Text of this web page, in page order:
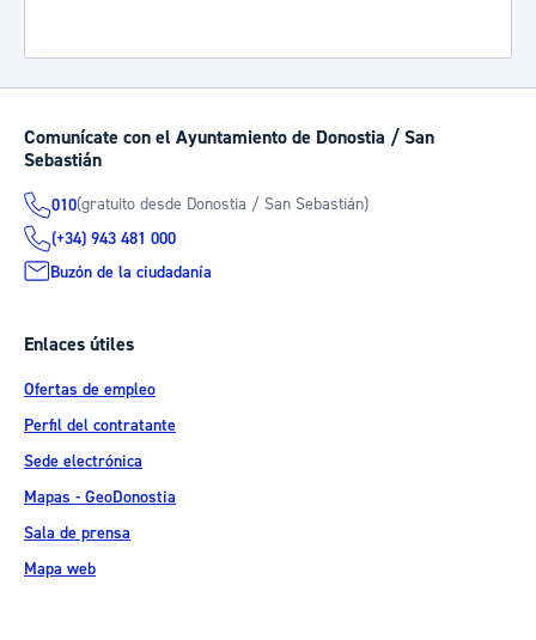
Comunícate con el Ayuntamiento de Donostia / San
Sebastián
010(gratuito desde Donostia / San Sebastián)
(+34) 943 481 000
Buzón de la ciudadanía
Enlaces útiles
Ofertas de empleo
Perfil del contratante
Sede electrónica
Mapas - GeoDonostia
Sala de prensa
Mapa web